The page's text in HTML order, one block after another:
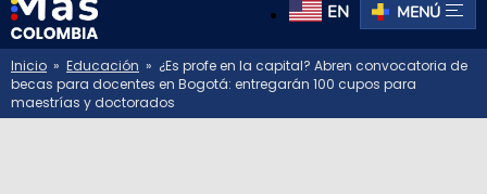
EN MENÚ
Inicio » Educación » ¿Es profe en la capital? Abren convocatoria de
becas para docentes en Bogotá: entregarán 100 cupos para
maestrías y doctorados